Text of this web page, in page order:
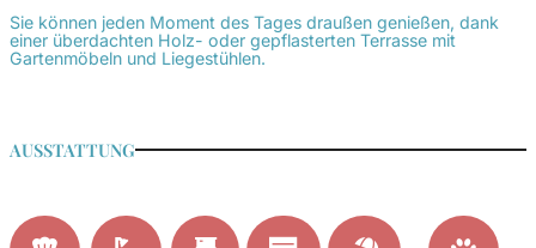
Sie können jeden Moment des Tages draußen genießen, dank
einer überdachten Holz- oder gepflasterten Terrasse mit
Gartenmöbeln und Liegestühlen.
AUSSTATTUNG